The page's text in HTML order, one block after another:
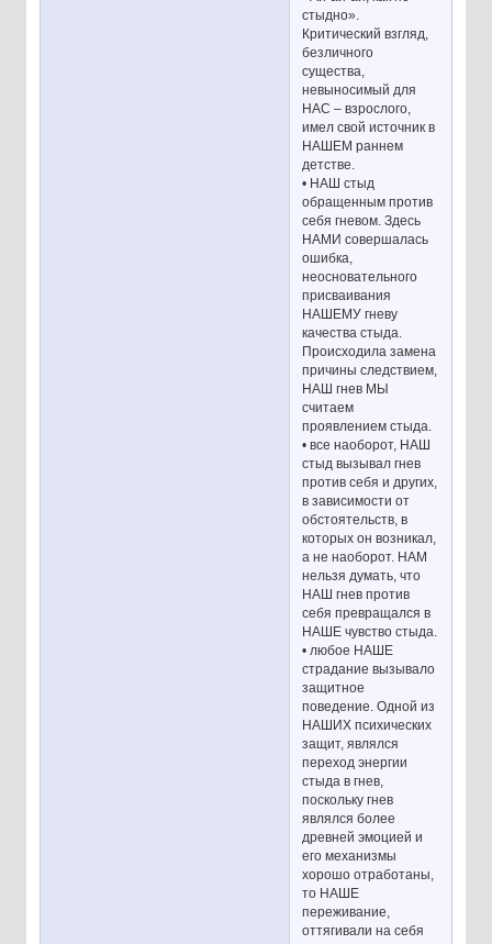
стыдно».
Критический взгляд,
безличного
существа,
невыносимый для
НАС – взрослого,
имел свой источник в
НАШЕМ раннем
детстве.
• НАШ стыд
обращенным против
себя гневом. Здесь
НАМИ совершалась
ошибка,
неосновательного
присваивания
НАШЕМУ гневу
качества стыда.
Происходила замена
причины следствием,
НАШ гнев МЫ
считаем
проявлением стыда.
• все наоборот, НАШ
стыд вызывал гнев
против себя и других,
в зависимости от
обстоятельств, в
которых он возникал,
а не наоборот. НАМ
нельзя думать, что
НАШ гнев против
себя превращался в
НАШЕ чувство стыда.
• любое НАШЕ
страдание вызывало
защитное
поведение. Одной из
НАШИХ психических
защит, являлся
переход энергии
стыда в гнев,
поскольку гнев
являлся более
древней эмоцией и
его механизмы
хорошо отработаны,
то НАШЕ
переживание,
оттягивали на себя